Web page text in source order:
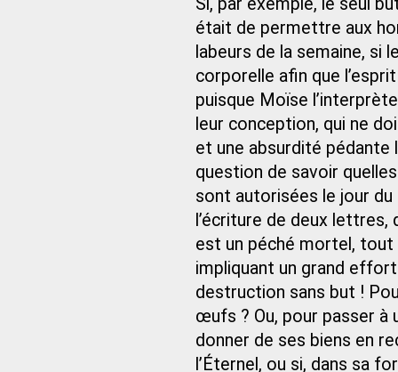
était de permettre aux
labeurs de la semaine, si
corporelle afin que
puisque Moïse
leur conception, qui ne
et une absurdité pédante
question de savoir
sont autorisées le jour
l’écriture de deux
est un péché mortel, tout
impliquant un grand
destruction sans but !
œufs ? Ou, pour passer à
donner de ses biens en
l’Éternel, ou si, dans sa